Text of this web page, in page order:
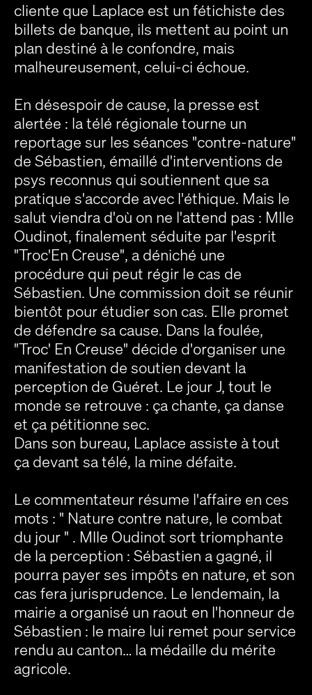
cliente que Laplace est un fétichiste des
billets de banque, ils mettent au point un
plan destiné à le confondre, mais
malheureusement, celui-ci échoue.
En désespoir de cause, la presse est
alertée : la télé régionale tourne un
reportage sur les séances "contre-nature"
de Sébastien, émaillé d'interventions de
psys reconnus qui soutiennent que sa
pratique s'accorde avec l'éthique. Mais le
salut viendra d'où on ne l'attend pas : Mlle
Oudinot, finalement séduite par l'esprit
"Troc'En Creuse", a déniché une
procédure qui peut régir le cas de
Sébastien. Une commission doit se réunir
bientôt pour étudier son cas. Elle promet
de défendre sa cause. Dans la foulée,
"Troc' En Creuse" décide d'organiser une
manifestation de soutien devant la
perception de Guéret. Le jour J, tout le
monde se retrouve : ça chante, ça danse
et ça pétitionne sec.
Dans son bureau, Laplace assiste à tout
ça devant sa télé, la mine défaite.
Le commentateur résume l'affaire en ces
mots : " Nature contre nature, le combat
du jour " . Mlle Oudinot sort triomphante
de la perception : Sébastien a gagné, il
pourra payer ses impôts en nature, et son
cas fera jurisprudence. Le lendemain, la
mairie a organisé un raout en l'honneur de
Sébastien : le maire lui remet pour service
rendu au canton… la médaille du mérite
agricole.